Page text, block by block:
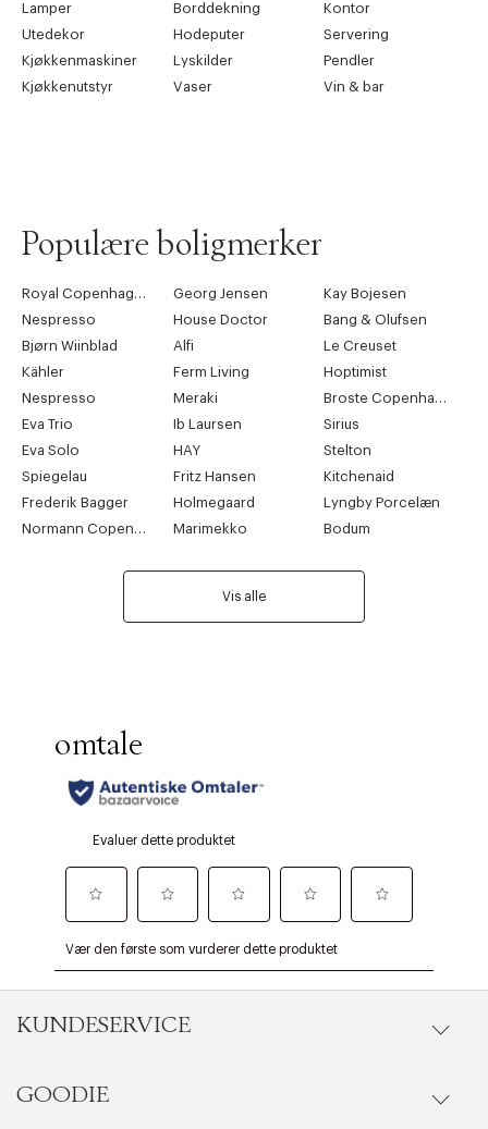
Lamper
Borddekning
Kontor
Utedekor
Hodeputer
Servering
Kjøkkenmaskiner
Lyskilder
Pendler
Kjøkkenutstyr
Vaser Vin & bar
Populære boligmerker
Royal Copenhagen Georg Jensen
Kay Bojesen
Nespresso
House Doctor
Bang & Olufsen
Bjørn Wiinblad
Alfi
Le Creuset
Kähler
Ferm Living
Hoptimist
Nespresso
Meraki
Broste Copenhagen
Eva Trio
Ib Laursen
Sirius
Eva Solo
HAY
Stelton
Spiegelau
Fritz Hansen
Kitchenaid
Frederik Bagger
Holmegaard
Lyngby Porcelæn
Normann Copenhagen
Marimekko Bodum
Vis alle
KUNDESERVICE
Gå til kundeservice
GOODIE